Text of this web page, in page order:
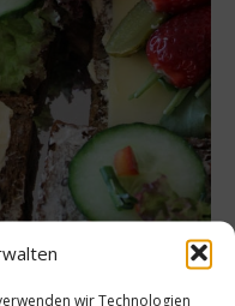
wir Technologien